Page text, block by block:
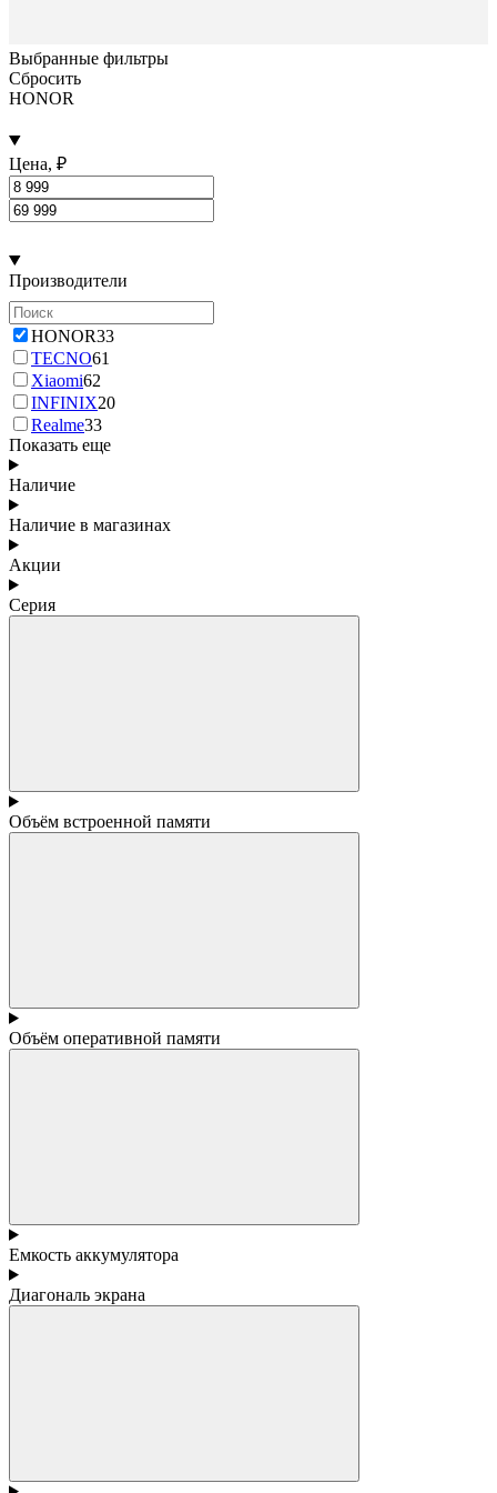
Выбранные фильтры
Сбросить
HONOR
Цена, ₽
Производители
HONOR33
TECNO61
Xiaomi62
INFINIX20
Realme33
Показать еще
Наличие
Наличие в магазинах
Акции
Серия
Объём встроенной памяти
Объём оперативной памяти
Емкость аккумулятора
Диагональ экрана